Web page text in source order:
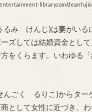
library.com/
るみ けんじ)は妻がいる
ズしては結婚資金とし
をくらます。いわゆる
んごく るりこ)からター
として女性に近づき、